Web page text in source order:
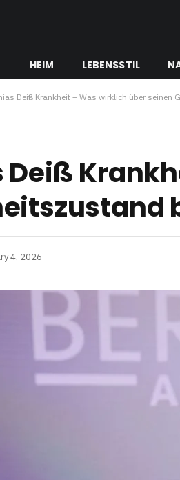
HEIM LEBENSSTIL
Deiß Krankheit – Was wirklich über seinen
4, 2026